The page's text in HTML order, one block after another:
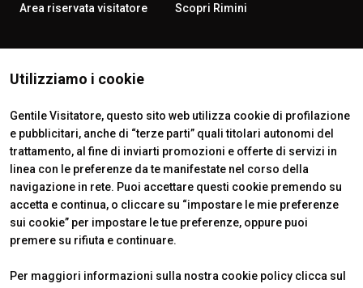
Utilizziamo i cookie
Gentile Visitatore, questo sito web utilizza cookie di profilazione
e pubblicitari, anche di “terze parti” quali titolari autonomi del
trattamento, al fine di inviarti promozioni e offerte di servizi in
linea con le preferenze da te manifestate nel corso della
navigazione in rete. Puoi accettare questi cookie premendo su
accetta e continua, o cliccare su “impostare le mie preferenze
sui cookie” per impostare le tue preferenze, oppure puoi
premere su rifiuta e continuare.
Per maggiori informazioni sulla nostra cookie policy clicca sul
Area riservata visitatore
Scopri Rimini
ISTITUTI CERTIFICATORI